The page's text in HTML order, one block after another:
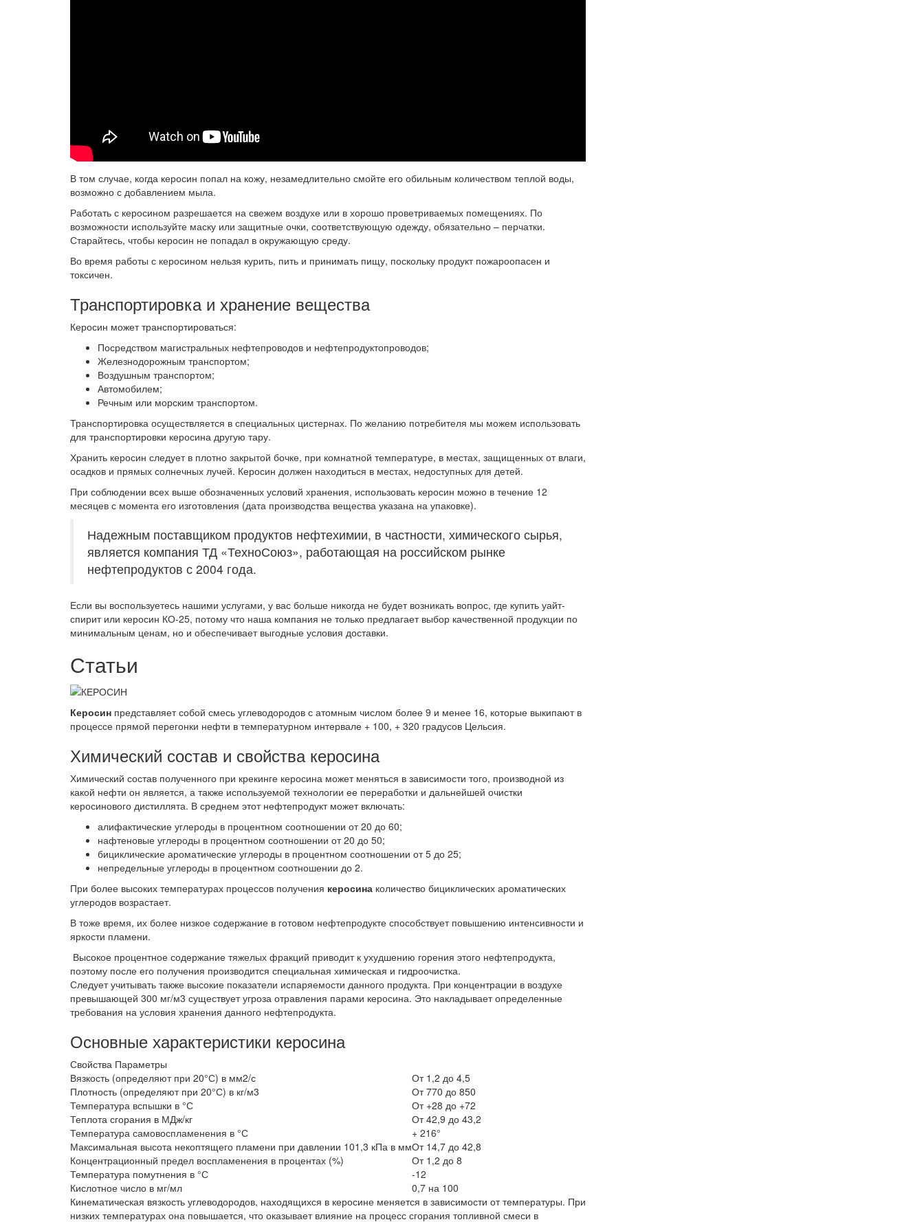
В том случае, когда керосин попал на кожу, незамедлительно смойте его обильным количеством теплой воды,
возможно с добавлением мыла.
Работать с керосином разрешается на свежем воздухе или в хорошо проветриваемых помещениях. По
возможности используйте маску или защитные очки, соответствующую одежду, обязательно – перчатки.
Старайтесь, чтобы керосин не попадал в окружающую среду.
Во время работы с керосином нельзя курить, пить и принимать пищу, поскольку продукт пожароопасен и
токсичен.
Транспортировка и хранение вещества
Керосин может транспортироваться:
Посредством магистральных нефтепроводов и нефтепродуктопроводов;
Железнодорожным транспортом;
Воздушным транспортом;
Автомобилем;
Речным или морским транспортом.
Транспортировка осуществляется в специальных цистернах. По желанию потребителя мы можем использовать
для транспортировки керосина другую тару.
Хранить керосин следует в плотно закрытой бочке, при комнатной температуре, в местах, защищенных от влаги,
осадков и прямых солнечных лучей. Керосин должен находиться в местах, недоступных для детей.
При соблюдении всех выше обозначенных условий хранения, использовать керосин можно в течение 12
месяцев с момента его изготовления (дата производства вещества указана на упаковке).
Надежным поставщиком продуктов нефтехимии, в частности, химического сырья,
является компания ТД «ТехноСоюз», работающая на российском рынке
нефтепродуктов с 2004 года.
Если вы воспользуетесь нашими услугами, у вас больше никогда не будет возникать вопрос, где купить уайт-
спирит или керосин КО-25, потому что наша компания не только предлагает выбор качественной продукции по
минимальным ценам, но и обеспечивает выгодные условия доставки.
Статьи
Керосин представляет собой смесь углеводородов с атомным числом более 9 и менее 16, которые выкипают в
процессе прямой перегонки нефти в температурном интервале + 100, + 320 градусов Цельсия.
Химический состав и свойства керосина
Химический состав полученного при крекинге керосина может меняться в зависимости того, производной из
какой нефти он является, а также используемой технологии ее переработки и дальнейшей очистки
керосинового дистиллята. В среднем этот нефтепродукт может включать:
алифактические углероды в процентном соотношении от 20 до 60;
нафтеновые углероды в процентном соотношении от 20 до 50;
бициклические ароматические углероды в процентном соотношении от 5 до 25;
непредельные углероды в процентном соотношении до 2.
При более высоких температурах процессов получения керосина количество бициклических ароматических
углеродов возрастает.
В тоже время, их более низкое содержание в готовом нефтепродукте способствует повышению интенсивности и
яркости пламени.
Высокое процентное содержание тяжелых фракций приводит к ухудшению горения этого нефтепродукта,
поэтому после его получения производится специальная химическая и гидроочистка.
Следует учитывать также высокие показатели испаряемости данного продукта. При концентрации в воздухе
превышающей 300 мг/м3 существует угроза отравления парами керосина. Это накладывает определенные
требования на условия хранения данного нефтепродукта.
Основные характеристики керосина
Свойства Параметры
Вязкость (определяют при 20°С) в мм2/с
От 1,2 до 4,5
Плотность (определяют при 20°С) в кг/м3
От 770 до 850
Температура вспышки в °С
От +28 до +72
Теплота сгорания в МДж/кг
От 42,9 до 43,2
Температура самовоспламенения в °С
+ 216°
Максимальная высота некоптящего пламени при давлении 101,3 кПа в ммОт 14,7 до 42,8
Концентрационный предел воспламенения в процентах (%)
От 1,2 до 8
Температура помутнения в °С
-12
Кислотное число в мг/мл
0,7 на 100
Кинематическая вязкость углеводородов, находящихся в керосине меняется в зависимости от температуры. При
низких температурах она повышается, что оказывает влияние на процесс сгорания топливной смеси в